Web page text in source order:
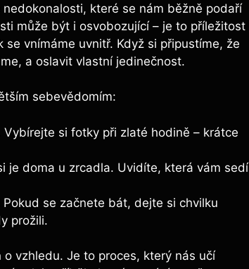
které se nám běžně podaří
může být i osvobozující – je to příležitost
vnímáme uvnitř. Když si připustíme, že
a oslavit vlastní jedinečnost.
sebevědomím:
si fotky při zlaté hodině – krátce
je doma u zrcadla. Uvidíte, která vám sedí
se začnete bát, dejte si chvilku
prožili.
vzhledu. Je to proces, který nás učí